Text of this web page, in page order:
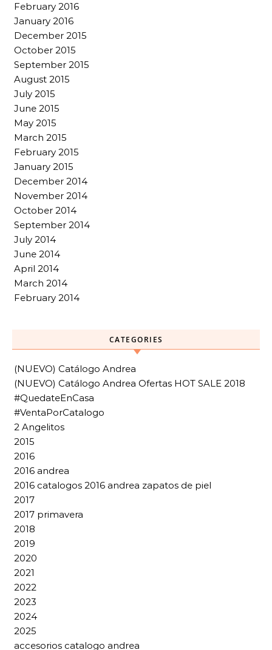
February 2016
January 2016
December 2015
October 2015
September 2015
August 2015
July 2015
June 2015
May 2015
March 2015
February 2015
January 2015
December 2014
November 2014
October 2014
September 2014
July 2014
June 2014
April 2014
March 2014
February 2014
CATEGORIES
(NUEVO) Catálogo Andrea
(NUEVO) Catálogo Andrea Ofertas HOT SALE 2018
#QuedateEnCasa
#VentaPorCatalogo
2 Angelitos
2015
2016
2016 andrea
2016 catalogos 2016 andrea zapatos de piel
2017
2017 primavera
2018
2019
2020
2021
2022
2023
2024
2025
accesorios catalogo andrea